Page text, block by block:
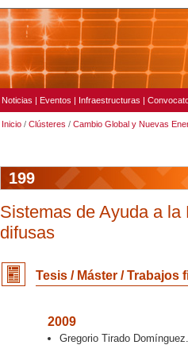
Noticias | Eventos | Infraestructuras |
Inicio / Clústeres / Cambio Global y Nuevas
199
Sistemas de Ayuda a
difusas
Tesis / Máster / Trabajos
2009
Gregorio Tirado